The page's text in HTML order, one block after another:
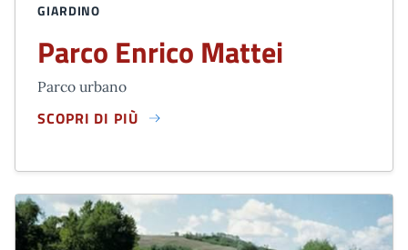
GIARDINO
Parco Enrico Mattei
Parco urbano
SCOPRI DI PIÙ
PARCO ENRICO MATTEI